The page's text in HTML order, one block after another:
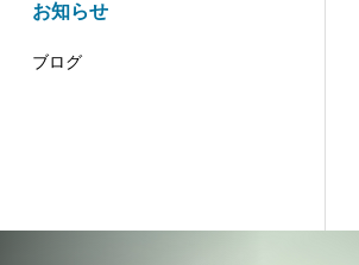
お知らせ
ブログ